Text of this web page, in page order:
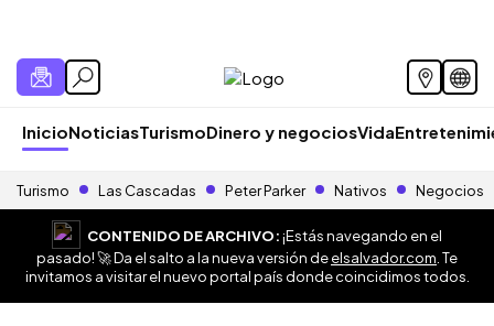
InicioNoticiasTurismoDinero y negociosVida
Turismo Las Cascadas Peter Parker Nativos Negocios
CONTENIDO DE ARCHIVO:¡Estás navegando en el
pasado! 🚀 Da el salto a la nueva versión deelsalvador.com . Te
invitamos a visitar el nuevo portal país donde coincidimos todos.